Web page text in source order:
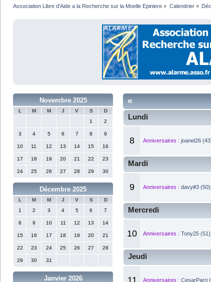
Association Libre d'Aide a la Recherche sur la Moelle Epiniere » Calendrier»
Novembre 2025
L M M J V S
D
1
2
3 4 5 6 7 8 9
10 11 12 13 14 15 16
17 18 19 20 21 22 23
24 25 26 27 28 29 30
Décembre 2025
L M M J V S
D
1
2 3 4 5 6 7
8 9 10 11 12 13 14
15 16 17 18 19 20 21
22 23 24 25 26 27 28
29 30 31
Janvier 2026
«
Lundi
8 Anniversaires : joanel26
Mardi
9 Anniversaires : davy#3 (50)
Mercredi
10 Anniversaires : Tony25 (51)
Jeudi
Anniversaires : CesarParri